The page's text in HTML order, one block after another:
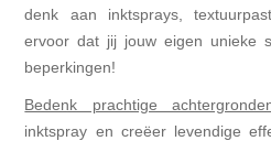
denk aan inktsprays,
ervoor dat jij jouw eigen unieke
beperkingen!
Bedenk prachtige
inktspray en creëer levendige